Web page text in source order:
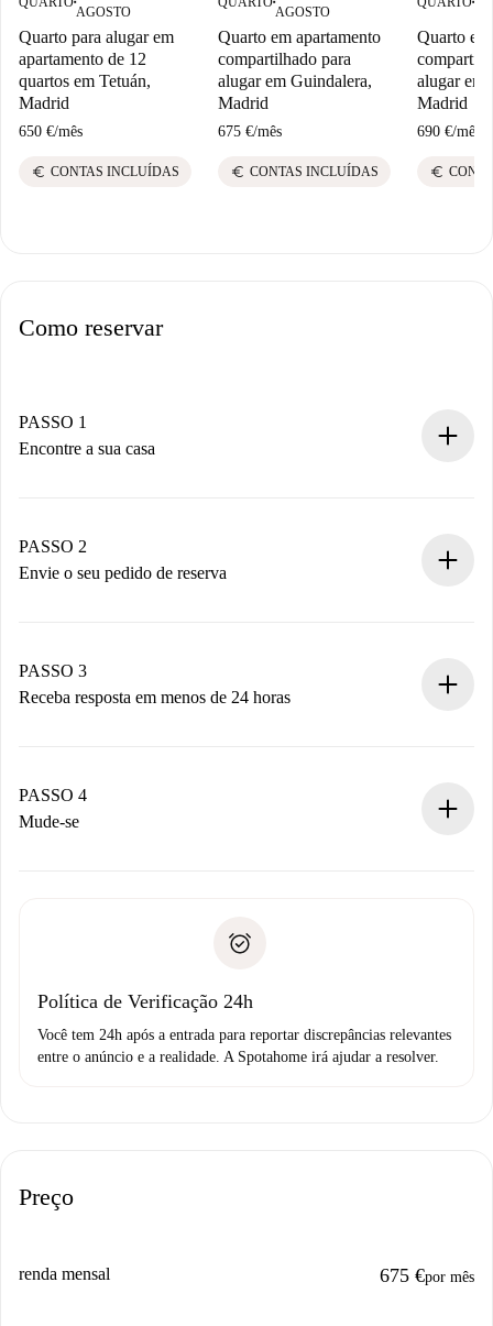
■
AGOSTO
Quarto para alugar em
apartamento de 12
quartos em Tetuán,
Madrid
650 €/mês
euro CONTAS INCLUÍDAS
■
AGOSTO
Quarto em apartamento
compartilhado para
alugar em Guindalera,
Madrid
675 €/mês
euro CONTAS INCLUÍDAS
■
Quarto
alugar em
Madrid
690 €/mês
euro
Como reservar
PASSO 1
Encontre a sua casa
Você tem todas as informações necessárias
antecipadamente.
PASSO 2
Envie o seu pedido de reserva
Não cobramos nada até que o proprietário confirme.
PASSO 3
Receba resposta em menos de 24 horas
proprietário.
Se recusada: não cobraremos nada e ofereceremos
Débito direto bancário
PASSO 4
Mude-se
não comunicar nenhum problema.
Política de Verificação 24h
Você tem 24h após a entrada para reportar discrepâncias relevantes
entre o anúncio e a realidade. A Spotahome irá ajudar a resolver.
Preço
renda mensal 675 €por mês